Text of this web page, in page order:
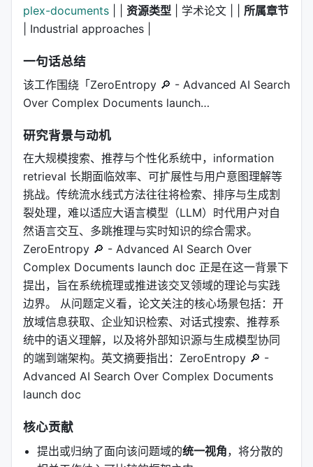
plex-documents
资源类型 | 学术论文 | | 所属章节
| Industrial approaches |
一句话总结
该工作围绕「ZeroEntropy 🔎 - Advanced AI Search
Over Complex Documents launch…
研究背景与动机
在大规模搜索、推荐与个性化系统中，information
retrieval 长期面临效率、可扩展性与用户意图理解等
挑战。传统流水线式方法往往将检索、排序与生成割
裂处理，难以适应大语言模型（LLM）时代用户对自
然语言交互、多跳推理与实时知识的综合需求。
ZeroEntropy 🔎 - Advanced AI Search Over
Complex Documents launch doc 正是在这一背景下
提出，旨在系统梳理或推进该交叉领域的理论与实践
边界。 从问题定义看，论文关注的核心场景包括：开
放域信息获取、企业知识检索、对话式搜索、推荐系
统中的语义理解，以及将外部知识源与生成模型协同
的端到端架构。英文摘要指出：ZeroEntropy 🔎 -
Advanced AI Search Over Complex Documents
launch doc
核心贡献
提出或归纳了面向该问题域的统一视角，将分散的